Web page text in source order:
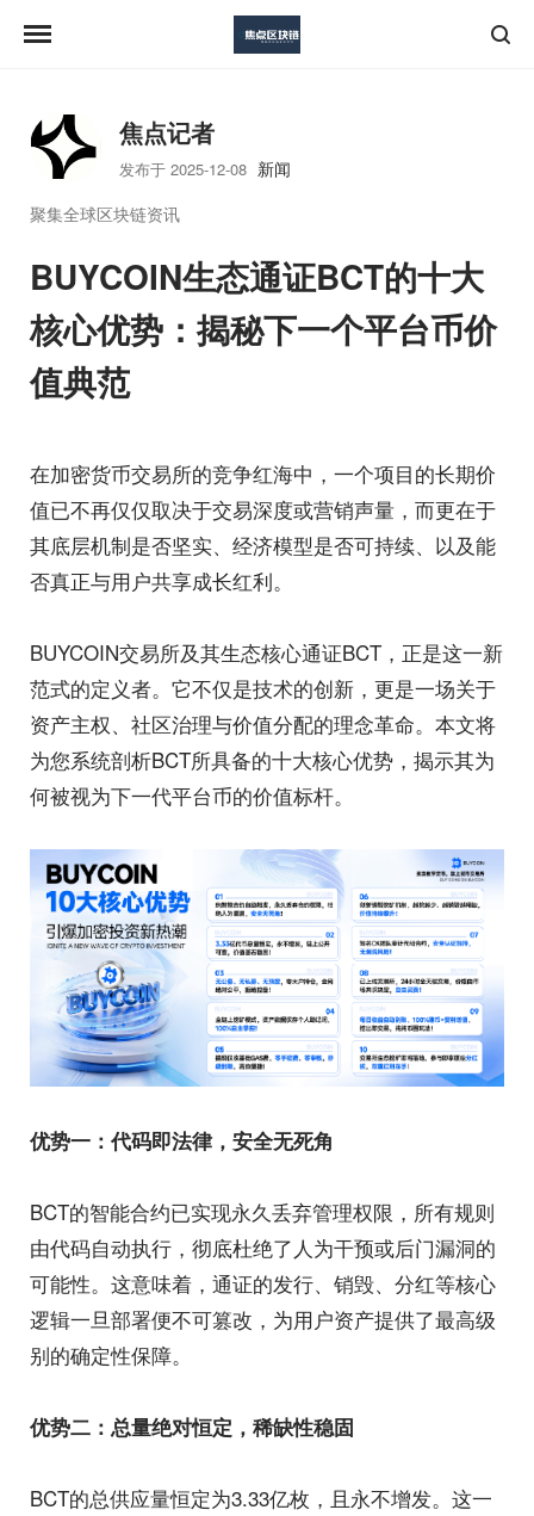
焦点记者
发布于 2025-12-08 新闻
聚集全球区块链资讯
BUYCOIN生态通证BCT的十大
核心优势：揭秘下一个平台币价
值典范
在加密货币交易所的竞争红海中，一个项目的长期价
值已不再仅仅取决于交易深度或营销声量，而更在于
其底层机制是否坚实、经济模型是否可持续、以及能
否真正与用户共享成长红利。
BUYCOIN交易所及其生态核心通证BCT，正是这一新
范式的定义者。它不仅是技术的创新，更是一场关于
资产主权、社区治理与价值分配的理念革命。本文将
为您系统剖析BCT所具备的十大核心优势，揭示其为
何被视为下一代平台币的价值标杆。
优势一：代码即法律，安全无死角
BCT的智能合约已实现永久丢弃管理权限，所有规则
由代码自动执行，彻底杜绝了人为干预或后门漏洞的
可能性。这意味着，通证的发行、销毁、分红等核心
逻辑一旦部署便不可篡改，为用户资产提供了最高级
别的确定性保障。
优势二：总量绝对恒定，稀缺性稳固
BCT的总供应量恒定为3.33亿枚，且永不增发。这一